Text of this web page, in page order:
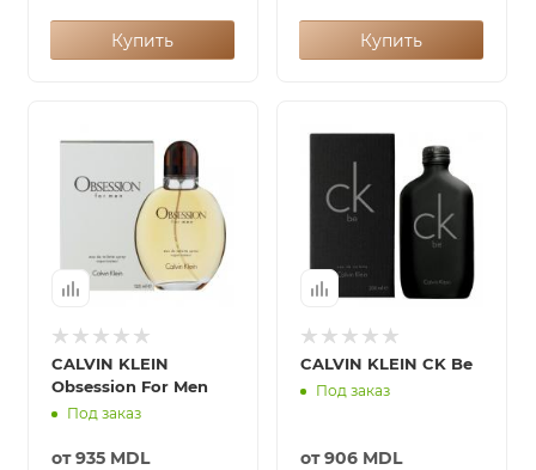
Купить Купить
CALVIN KLEIN
Obsession For Men
Под заказ
от935 MDL
CALVIN KLEIN CK Be
Под заказ
от906 MDL